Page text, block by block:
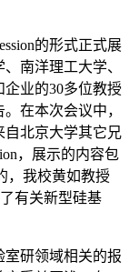
的形式正式展
南洋理工大学、
业的30多位教授
在本次会议中，
自北京大学其它兄
，展示的内容包
，我校黄如教授
有关新型硅基
研领域相关的报